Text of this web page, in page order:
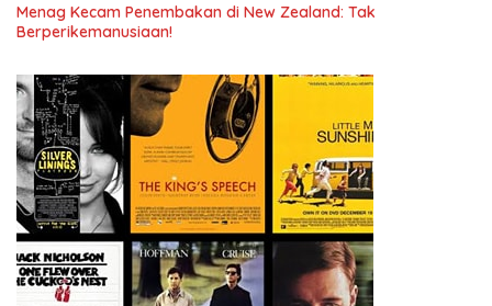
Menag Kecam Penembakan di New Zealand: Tak
Berperikemanusiaan!